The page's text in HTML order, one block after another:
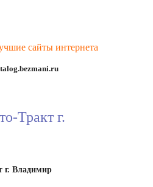
сайты интернета
Тракт г.
г. Владимир